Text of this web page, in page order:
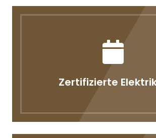
Zertifizierte